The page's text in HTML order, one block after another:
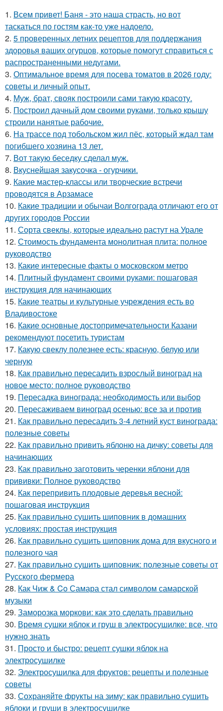
1. Всем привет! Баня - это наша страсть, но вот
таскаться по гостям как-то уже надоело.
2. 5 проверенных летних рецептов для поддержания
здоровья ваших огурцов, которые помогут справиться с
распространенными недугами.
3. Оптимальное время для посева томатов в 2026 году:
советы и личный опыт.
4. Муж, брат, свояк построили сами такую красоту.
5. Построил дачный дом своими руками, только крышу
строили нанятые рабочие.
6. На трассе под тобольском жил пёс, который ждал там
погибшего хозяина 13 лет.
7. Вот такую беседку сделал муж.
8. Вкуснейшая закусочка - огурчики.
9. Какие мастер-классы или творческие встречи
проводятся в Арзамасе
10. Какие традиции и обычаи Волгограда отличают его от
других городов России
11. Сорта свеклы, которые идеально растут на Урале
12. Стоимость фундамента монолитная плита: полное
руководство
13. Какие интересные факты о московском метро
14. Плитный фундамент своими руками: пошаговая
инструкция для начинающих
15. Какие театры и культурные учреждения есть во
Владивостоке
16. Какие основные достопримечательности Казани
рекомендуют посетить туристам
17. Какую свеклу полезнее есть: красную, белую или
черную
18. Как правильно пересадить взрослый виноград на
новое место: полное руководство
19. Пересадка винограда: необходимость или выбор
20. Пересаживаем виноград осенью: все за и против
21. Как правильно пересадить 3-4 летний куст винограда:
полезные советы
22. Как правильно привить яблоню на дичку: советы для
начинающих
23. Как правильно заготовить черенки яблони для
прививки: Полное руководство
24. Как перепривить плодовые деревья весной:
пошаговая инструкция
25. Как правильно сушить шиповник в домашних
условиях: простая инструкция
26. Как правильно сушить шиповник дома для вкусного и
полезного чая
27. Как правильно сушить шиповник: полезные советы от
Русского фермера
28. Как Чиж & Co Самара стал символом самарской
музыки
29. Заморозка моркови: как это сделать правильно
30. Время сушки яблок и груш в электросушилке: все, что
нужно знать
31. Просто и быстро: рецепт сушки яблок на
электросушилке
32. Электросушилка для фруктов: рецепты и полезные
советы
33. Сохраняйте фрукты на зиму: как правильно сушить
яблоки и груши в электросушилке